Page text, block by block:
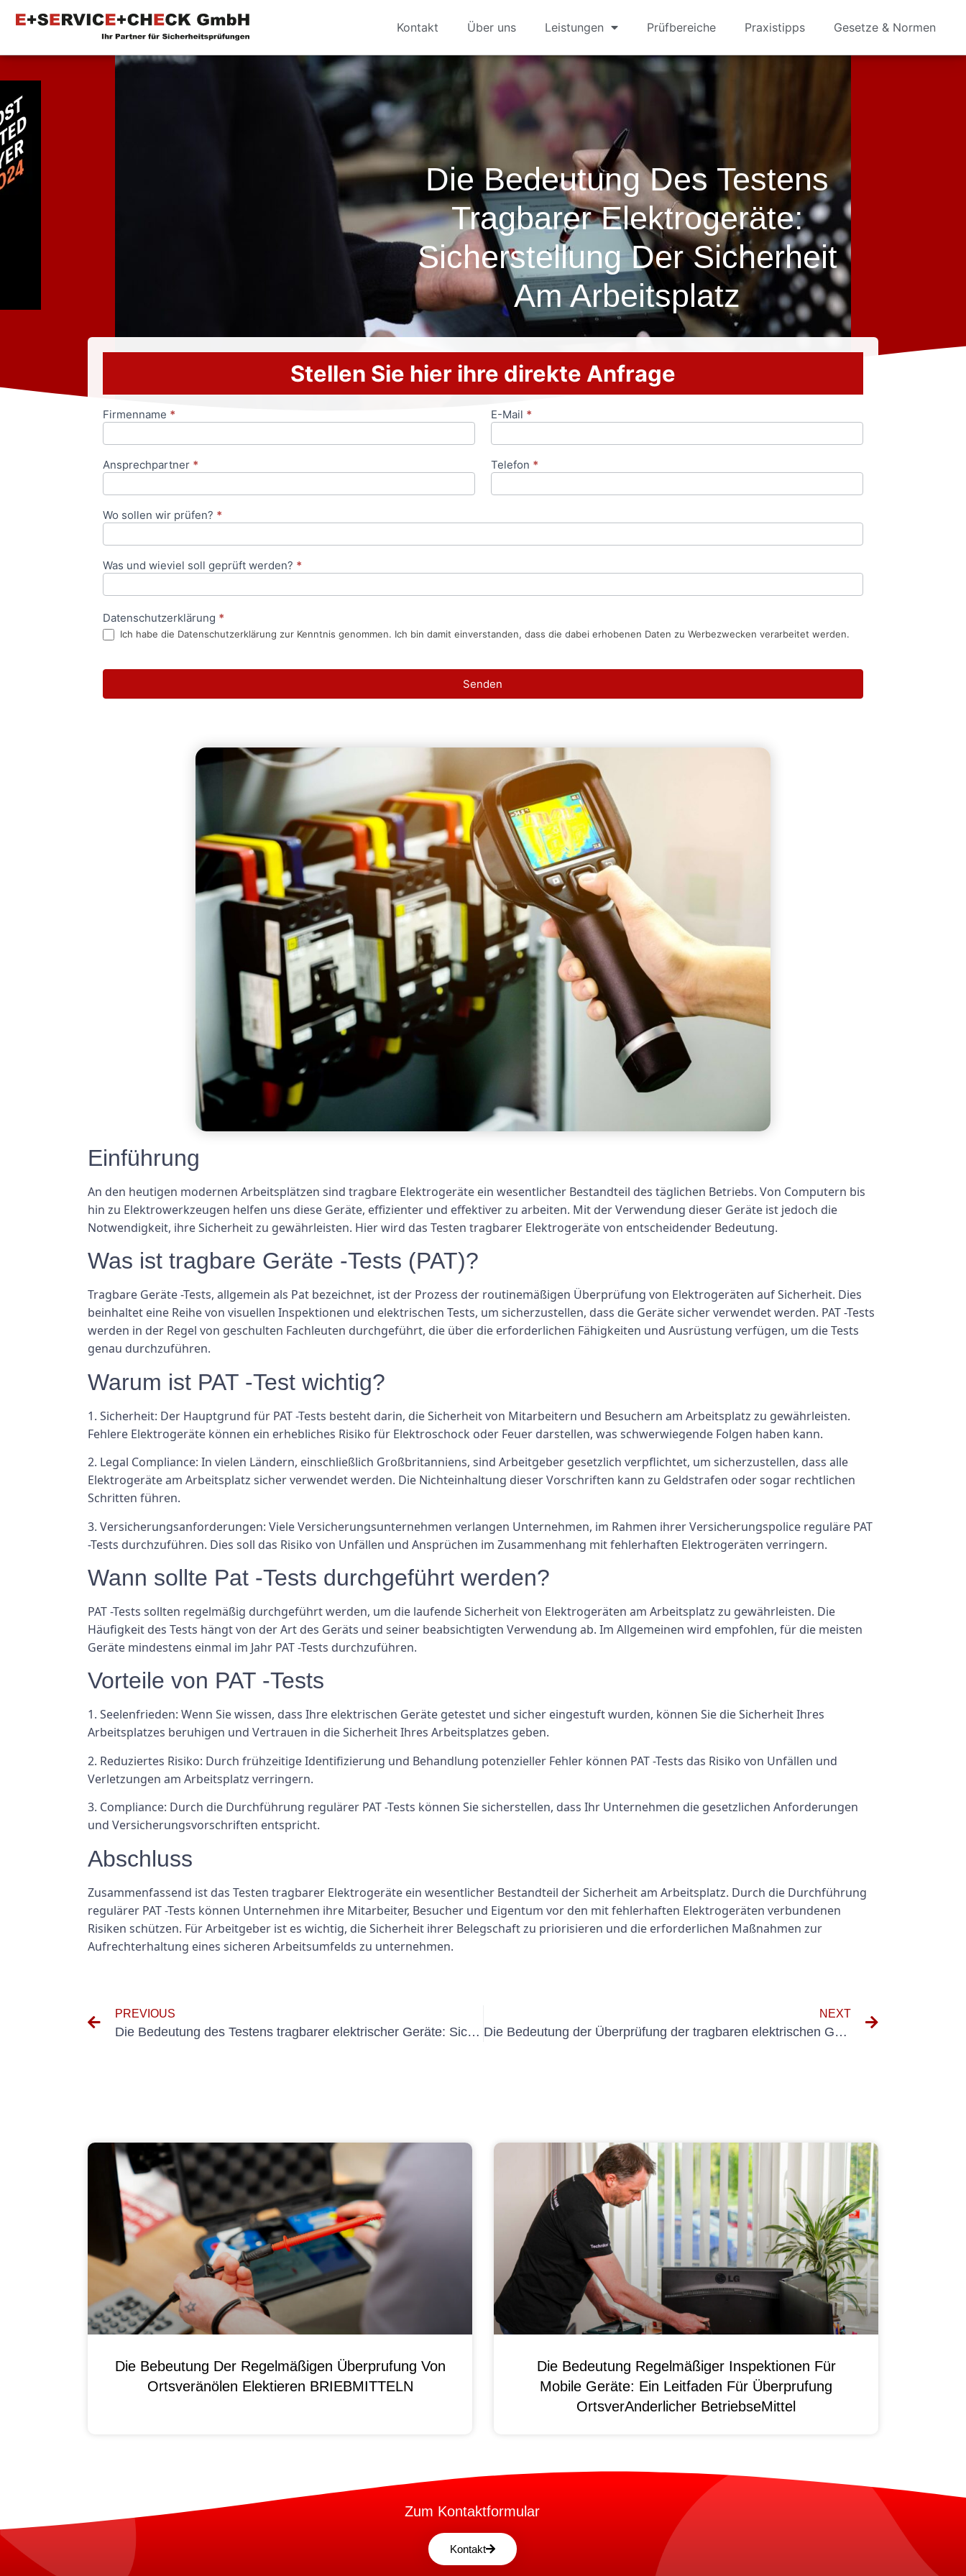
Kontakt Über uns Leistungen Prüfbereiche Praxistipps Gesetze & Normen
Die Bedeutung Des Testens
Tragbarer Elektrogeräte:
Sicherstellung Der Sicherheit
Am Arbeitsplatz
Stellen Sie hier ihre direkte Anfrage
Anfrageformular
Firmenname * E-Mail *
Ansprechpartner * Telefon *
Wo sollen wir prüfen? *
Was und wieviel soll geprüft werden? *
Datenschutzerklärung *
Ich habe die Datenschutzerklärung zur Kenntnis genommen. Ich bin damit einverstanden, dass die dabei erhobenen Daten zu Werbezwecken verarbeitet werden.
Senden
Einführung
An den heutigen modernen Arbeitsplätzen sind tragbare Elektrogeräte ein wesentlicher Bestandteil des täglichen Betriebs. Von Computern bis
hin zu Elektrowerkzeugen helfen uns diese Geräte, effizienter und effektiver zu arbeiten. Mit der Verwendung dieser Geräte ist jedoch die
Notwendigkeit, ihre Sicherheit zu gewährleisten. Hier wird das Testen tragbarer Elektrogeräte von entscheidender Bedeutung.
Was ist tragbare Geräte -Tests (PAT)?
Tragbare Geräte -Tests, allgemein als Pat bezeichnet, ist der Prozess der routinemäßigen Überprüfung von Elektrogeräten auf Sicherheit. Dies
beinhaltet eine Reihe von visuellen Inspektionen und elektrischen Tests, um sicherzustellen, dass die Geräte sicher verwendet werden. PAT -Tests
werden in der Regel von geschulten Fachleuten durchgeführt, die über die erforderlichen Fähigkeiten und Ausrüstung verfügen, um die Tests
genau durchzuführen.
Warum ist PAT -Test wichtig?
1. Sicherheit: Der Hauptgrund für PAT -Tests besteht darin, die Sicherheit von Mitarbeitern und Besuchern am Arbeitsplatz zu gewährleisten.
Fehlere Elektrogeräte können ein erhebliches Risiko für Elektroschock oder Feuer darstellen, was schwerwiegende Folgen haben kann.
2. Legal Compliance: In vielen Ländern, einschließlich Großbritanniens, sind Arbeitgeber gesetzlich verpflichtet, um sicherzustellen, dass alle
Elektrogeräte am Arbeitsplatz sicher verwendet werden. Die Nichteinhaltung dieser Vorschriften kann zu Geldstrafen oder sogar rechtlichen
Schritten führen.
3. Versicherungsanforderungen: Viele Versicherungsunternehmen verlangen Unternehmen, im Rahmen ihrer Versicherungspolice reguläre PAT
-Tests durchzuführen. Dies soll das Risiko von Unfällen und Ansprüchen im Zusammenhang mit fehlerhaften Elektrogeräten verringern.
Wann sollte Pat -Tests durchgeführt werden?
PAT -Tests sollten regelmäßig durchgeführt werden, um die laufende Sicherheit von Elektrogeräten am Arbeitsplatz zu gewährleisten. Die
Häufigkeit des Tests hängt von der Art des Geräts und seiner beabsichtigten Verwendung ab. Im Allgemeinen wird empfohlen, für die meisten
Geräte mindestens einmal im Jahr PAT -Tests durchzuführen.
Vorteile von PAT -Tests
1. Seelenfrieden: Wenn Sie wissen, dass Ihre elektrischen Geräte getestet und sicher eingestuft wurden, können Sie die Sicherheit Ihres
Arbeitsplatzes beruhigen und Vertrauen in die Sicherheit Ihres Arbeitsplatzes geben.
2. Reduziertes Risiko: Durch frühzeitige Identifizierung und Behandlung potenzieller Fehler können PAT -Tests das Risiko von Unfällen und
Verletzungen am Arbeitsplatz verringern.
3. Compliance: Durch die Durchführung regulärer PAT -Tests können Sie sicherstellen, dass Ihr Unternehmen die gesetzlichen Anforderungen
und Versicherungsvorschriften entspricht.
Abschluss
Zusammenfassend ist das Testen tragbarer Elektrogeräte ein wesentlicher Bestandteil der Sicherheit am Arbeitsplatz. Durch die Durchführung
regulärer PAT -Tests können Unternehmen ihre Mitarbeiter, Besucher und Eigentum vor den mit fehlerhaften Elektrogeräten verbundenen
Risiken schützen. Für Arbeitgeber ist es wichtig, die Sicherheit ihrer Belegschaft zu priorisieren und die erforderlichen Maßnahmen zur
Aufrechterhaltung eines sicheren Arbeitsumfelds zu unternehmen.
PREVIOUS
Die Bedeutung des Testens tragbarer elektrischer Geräte: Sicherheits- und Einhaltung sicherstellen
NEXT
Die Bedeutung der Überprüfung der tragbaren elektrischen Geräte
Die Bebeutung Der Regelmäßigen Überprufung Von
Ortsveränölen Elektieren BRIEBMITTELN
Die Bedeutung Regelmäßiger Inspektionen Für
Mobile Geräte: Ein Leitfaden Für Überprufung
OrtsverAnderlicher BetriebseMittel
Zum Kontaktformular
Kontakt